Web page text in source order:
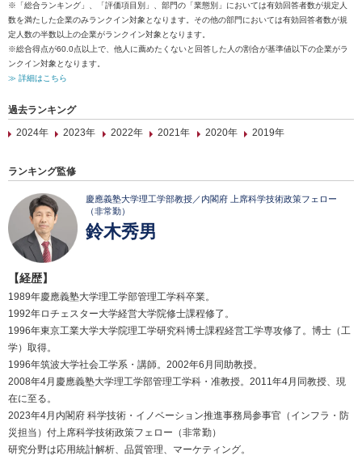
※「総合ランキング」、「評価項目別」、部門の「業態別」においては有効回答者数が規定人
数を満たした企業のみランクイン対象となります。その他の部門においては有効回答者数が規
定人数の半数以上の企業がランクイン対象となります。
※総合得点が60.0点以上で、他人に薦めたくないと回答した人の割合が基準値以下の企業がラ
ンクイン対象となります。
≫ 詳細はこちら
過去ランキング
2024年
2023年 2022年 2021年 2020年 2019年
ランキング監修
慶應義塾大学理工学部教授／内閣府 上席科学技術政策フェロー
（非常勤）
鈴木秀男
【経歴】
1989年慶應義塾大学理工学部管理工学科卒業。
1992年ロチェスター大学経営大学院修士課程修了。
1996年東京工業大学大学院理工学研究科博士課程経営工学専攻修了。博士（工
学）取得。
1996年筑波大学社会工学系・講師。2002年6月同助教授。
2008年4月慶應義塾大学理工学部管理工学科・准教授。2011年4月同教授、現
在に至る。
2023年4月内閣府 科学技術・イノベーション推進事務局参事官（インフラ・防
災担当）付上席科学技術政策フェロー（非常勤）
研究分野は応用統計解析、品質管理、マーケティング。